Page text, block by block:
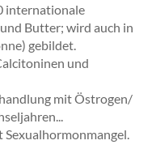
internationale
Butter; wird auch in
gebildet.
und
mit Östrogen/
Sexualhormonmangel.